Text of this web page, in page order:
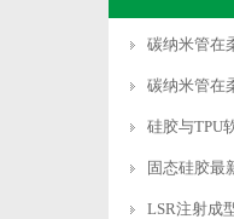
固态硅胶最
LSR注射成